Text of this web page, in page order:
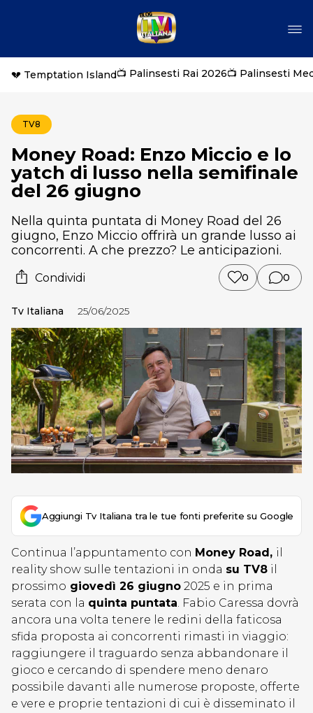
💔 Temptation Island📺 Palinsesti Rai 2026📺 Palinsesti
TV8
Money Road: Enzo Miccio e lo
yatch di lusso nella semifinale
del 26 giugno
Nella quinta puntata di Money Road del 26
giugno, Enzo Miccio offrirà un grande lusso ai
concorrenti. A che prezzo? Le anticipazioni.
Condividi 0 0
Tv Italiana 25/06/2025
Aggiungi Tv Italiana tra le tue fonti preferite su Google
Continua l’appuntamento con Money Road, il
reality show sulle tentazioni in onda su TV8 il
prossimo giovedì 26 giugno 2025 e in prima
serata con la quinta puntata. Fabio Caressa dovrà
ancora una volta tenere le redini della faticosa
sfida proposta ai concorrenti rimasti in viaggio:
raggiungere il traguardo senza abbandonare il
gioco e cercando di spendere meno denaro
possibile davanti alle numerose proposte, offerte
e vere e proprie tentazioni di cui è disseminato il